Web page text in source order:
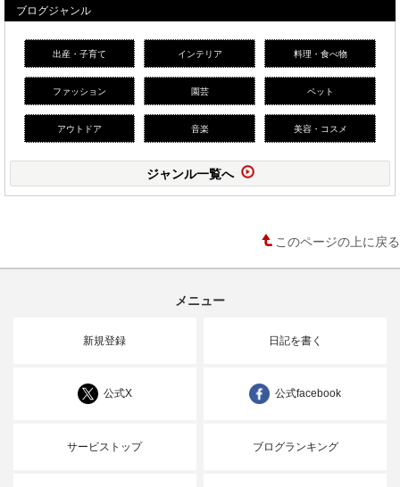
ブログジャンル
出産・子育て インテリア 料理・食べ物
ファッション 園芸 ペット
アウトドア 音楽 美容・コスメ
ジャンル一覧へ
このページの上に戻る
メニュー
新規登録 日記を書く
公式X 公式facebook
サービストップ ブログランキング